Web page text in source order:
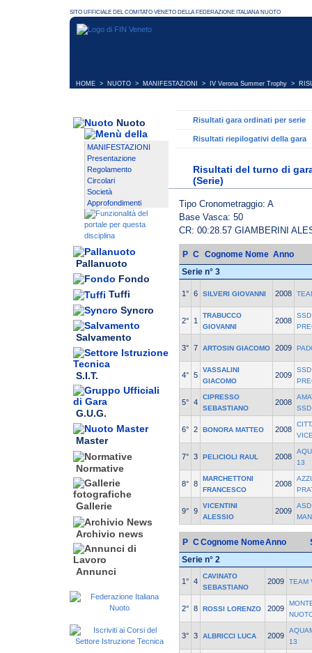
HOME > NUOTO > MANIFESTAZIONI > IV Verona Summer Trophy >
Nuoto
MANIFESTAZIONI
Presentazione
Regolamento
Circolari
Società
Approfondimenti
Pallanuoto
Fondo
Tuffi
Syncro
Salvamento
S.I.T.
G.U.G.
Master
Normative
Gallerie
Archivio news
Annunci
Risultati gara ordinati per serie
Risultati riepilogativi della gara
Risultati del turno di
(Serie)
Tipo Cronometraggio: A
Base Vasca: 50
CR: 00:28.57 GIAMBERINI
P C Cognome Nome Anno
Serie n° 3
1° 6 SILVERI GIOVANNI 2008
2° 1
TRABUCCO
GIOVANNI
2008
3° 7 ARTOSIN GIACOMO 2009
4° 5
VASSALINI
GIACOMO
2009
5° 4
CIPRESSO
SEBASTIANO
2008
6° 2 BONORA MATTEO 2008
7° 3 PELICIOLI RAUL 2008
13
8° 8
MARCHETTONI
FRANCESCO
2008
9° 9
VICENTINI
ALESSIO
2009
P CCognome NomeAnno
Serie n° 2
1° 4
CAVINATO
SEBASTIANO
2009 TEAM
2° 8 ROSSI LORENZO 2009
3° 3 ALBRICCI LUCA 2009
13